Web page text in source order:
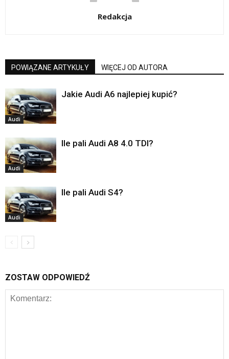
Redakcja
POWIĄZANE ARTYKUŁY WIĘCEJ OD AUTORA
Audi
Jakie Audi A6 najlepiej kupić?
Audi
Ile pali Audi A8 4.0 TDI?
Audi
Ile pali Audi S4?
ZOSTAW ODPOWIEDŹ